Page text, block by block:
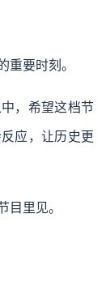
重要时刻。
，希望这档节
应，让历史更
目里见。